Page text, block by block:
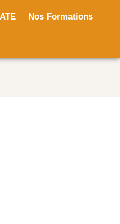
Nos Formations